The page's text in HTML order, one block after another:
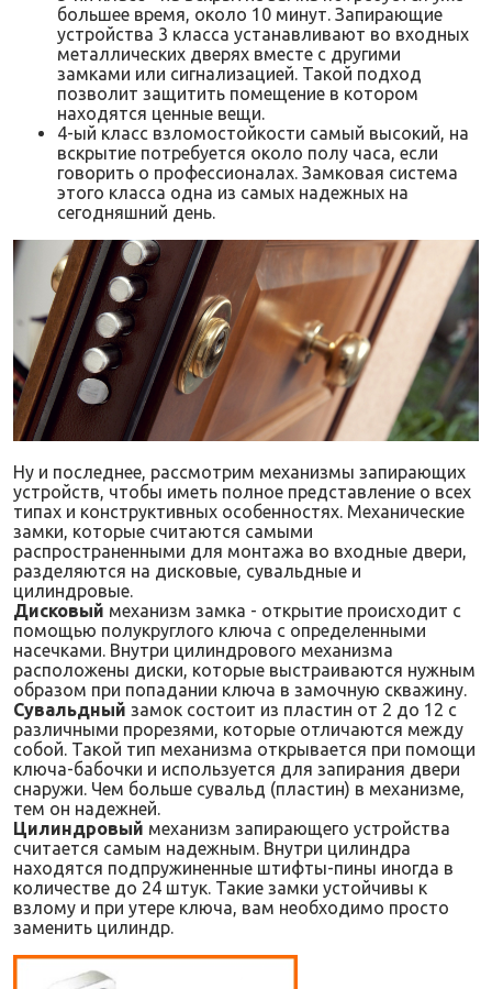
большее время, около 10 минут. Запирающие
устройства 3 класса устанавливают во входных
металлических дверях вместе с другими
замками или сигнализацией. Такой подход
позволит защитить помещение в котором
находятся ценные вещи.
4-ый класс взломостойкости самый высокий, на
вскрытие потребуется около полу часа, если
говорить о профессионалах. Замковая система
этого класса одна из самых надежных на
сегодняшний день.
Ну и последнее, рассмотрим механизмы запирающих
устройств, чтобы иметь полное представление о всех
типах и конструктивных особенностях. Механические
замки, которые считаются самыми
распространенными для монтажа во входные двери,
разделяются на дисковые, сувальдные и
цилиндровые.
Дисковый механизм замка - открытие происходит с
помощью полукруглого ключа с определенными
насечками. Внутри цилиндрового механизма
расположены диски, которые выстраиваются нужным
образом при попадании ключа в замочную скважину.
Сувальдный замок состоит из пластин от 2 до 12 с
различными прорезями, которые отличаются между
собой. Такой тип механизма открывается при помощи
ключа-бабочки и используется для запирания двери
снаружи. Чем больше сувальд (пластин) в механизме,
тем он надежней.
Цилиндровый механизм запирающего устройства
считается самым надежным. Внутри цилиндра
находятся подпружиненные штифты-пины иногда в
количестве до 24 штук. Такие замки устойчивы к
взлому и при утере ключа, вам необходимо просто
заменить цилиндр.